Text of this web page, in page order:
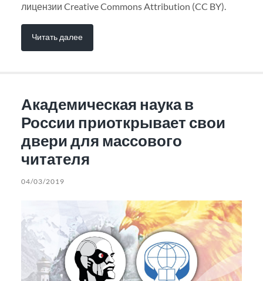
лицензии Creative Commons Attribution (CC BY).
Читать далее
Академическая наука в
России приоткрывает свои
двери для массового
читателя
04/03/2019